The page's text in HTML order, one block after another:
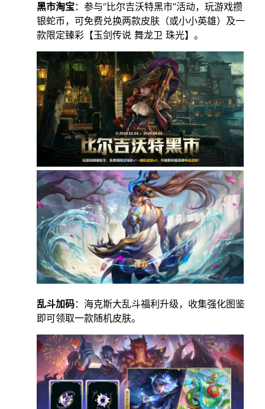
黑市淘宝：参与“比尔吉沃特黑市”活动，玩游戏攒
银蛇币，可免费兑换两款皮肤（或小小英雄）及一
款限定臻彩【玉剑传说 舞龙卫 珠光】。
乱斗加码：海克斯大乱斗福利升级，收集强化图鉴
即可领取一款随机皮肤。